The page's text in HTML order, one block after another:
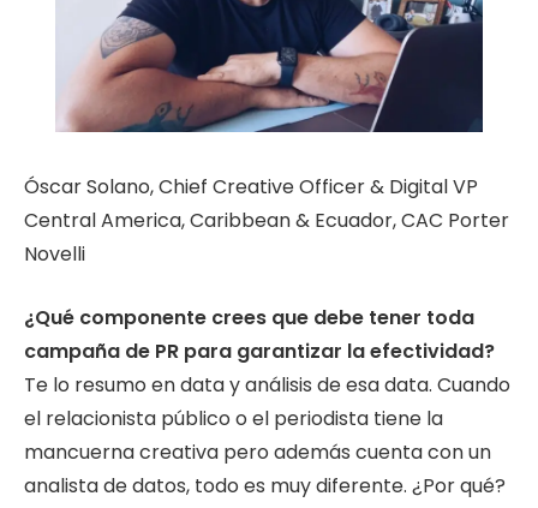
Óscar Solano, Chief Creative Officer & Digital VP
Central America, Caribbean & Ecuador, CAC Porter
Novelli
¿Qué componente crees que debe tener toda
campaña de PR para garantizar laefectividad?
Te lo resumo en data y análisis de esa data. Cuando
el relacionista público o el periodista tiene la
mancuerna creativa pero además cuenta con un
analista de datos, todo es muy diferente. ¿Por qué?